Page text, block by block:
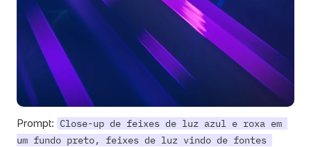
Prompt: Close-up de feixes de luz azul e roxa em
um fundo preto, feixes de luz vindo de fontes